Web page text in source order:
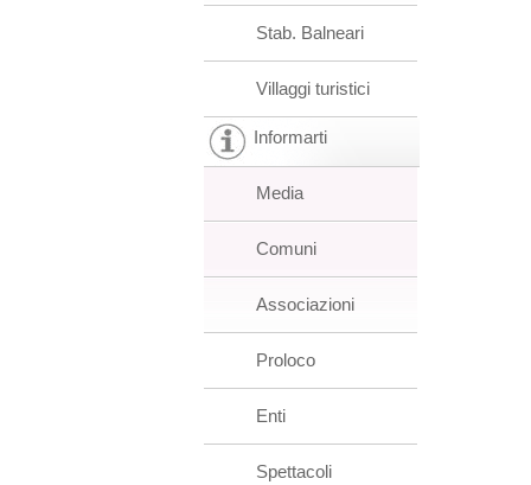
Stab. Balneari
Villaggi turistici
Informarti
Media
Comuni
Associazioni
Proloco
Enti
Spettacoli